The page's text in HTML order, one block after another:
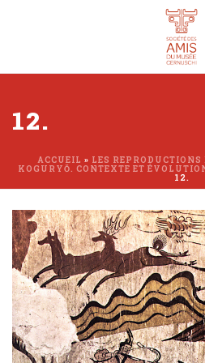
12.
ACCUEIL » LES REPRODUCTIONS
KOGURYŎ. CONTEXTE ET
12.